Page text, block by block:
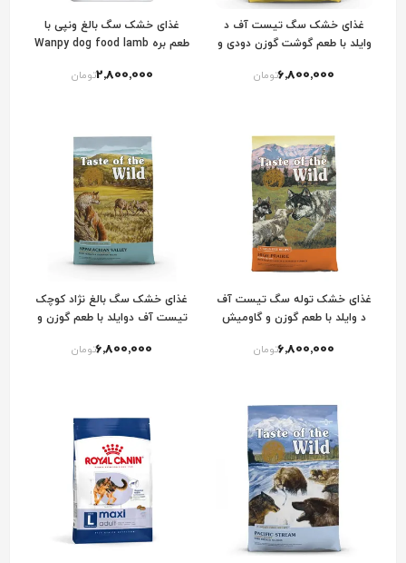
غذای خشک سگ تیست آف د
وایلد با طعم گوشت گوزن دودی و
High Prairie Canine Recipe
6٬800٬000تومان
غذای خشک سگ بالغ ونپی با
طعم بره Wanpy dog food lamb
2٬800٬000تومان
غذای خشک توله سگ تیست آف
د وایلد با طعم گوزن و گاومیش
Prairie Puppy
6٬800٬000تومان
غذای خشک سگ بالغ نژاد کوچک
تیست آف دوایلد با طعم گوزن و
Appalachian Valley
6٬800٬000تومان